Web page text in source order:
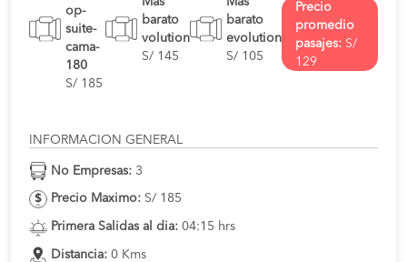
op-
suite-
cama-
180
S/ 185
barato
volution
S/ 145
barato
evolution
S/ 105
Precio
promedio
pasajes: S/
129
INFORMACION GENERAL
No Empresas: 3
Precio Maximo: S/ 185
Primera Salidas al dia: 04:15 hrs
Distancia: 0 Kms